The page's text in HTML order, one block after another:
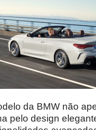
da BMW não
pelo design